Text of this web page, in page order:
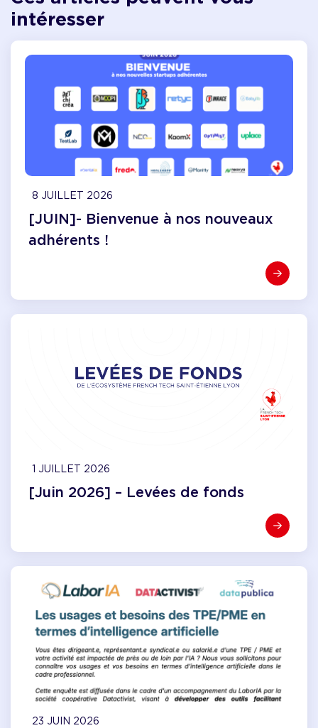
intéresser
8 JUILLET 2026
[JUIN]- Bienvenue à nos nouveaux
adhérents !
1 JUILLET 2026
[Juin 2026] – Levées de fonds
23 JUIN 2026